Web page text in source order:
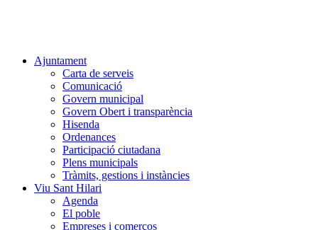
Ajuntament
Carta de serveis
Comunicació
Govern municipal
Govern Obert i transparència
Hisenda
Ordenances
Participació ciutadana
Plens municipals
Tràmits, gestions i instàncies
Viu Sant Hilari
Agenda
El poble
Empreses i comerços